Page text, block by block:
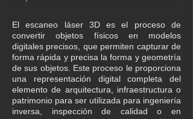
El escaneo láser 3D es el proceso de
convertir objetos físicos en modelos
digitales precisos, que permiten capturar de
forma rápida y precisa la forma y geometría
de sus objetos. Este proceso le proporciona
una representación digital completa del
elemento de arquitectura, infraestructura o
patrimonio para ser utilizada para ingeniería
inversa, inspección de calidad o en